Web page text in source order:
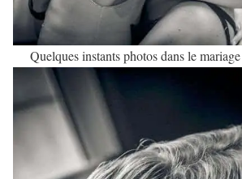
Quelques instants photos dans le